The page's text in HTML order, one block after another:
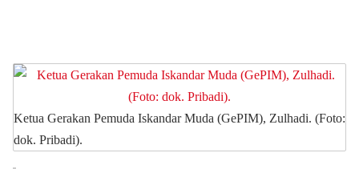
Ketua Gerakan Pemuda Iskandar Muda (GePIM), Zulhadi. (Foto:
dok. Pribadi).